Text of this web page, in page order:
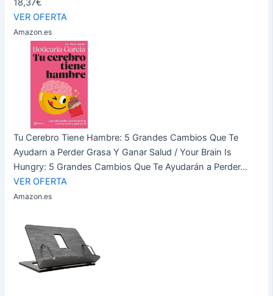
18,37€
VER OFERTA
Amazon.es
Tu Cerebro Tiene Hambre: 5 Grandes Cambios Que Te
Ayudarn a Perder Grasa Y Ganar Salud / Your Brain Is
Hungry: 5 Grandes Cambios Que Te Ayudarán a Perder...
VER OFERTA
Amazon.es